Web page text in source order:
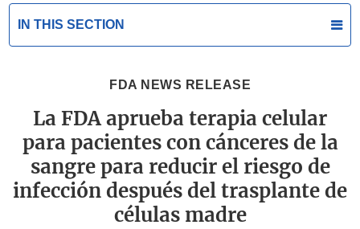
IN THIS SECTION
FDA NEWS RELEASE
La FDA aprueba terapia celular
para pacientes con cánceres de la
sangre para reducir el riesgo de
infección después del trasplante de
células madre